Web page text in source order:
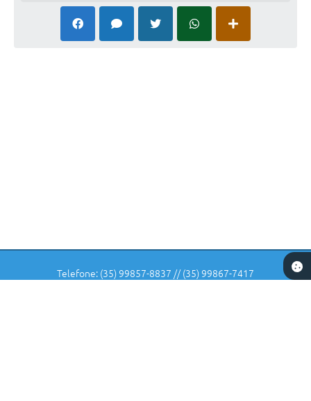
Telefone: (35) 99857-8837 // (35) 99867-7417